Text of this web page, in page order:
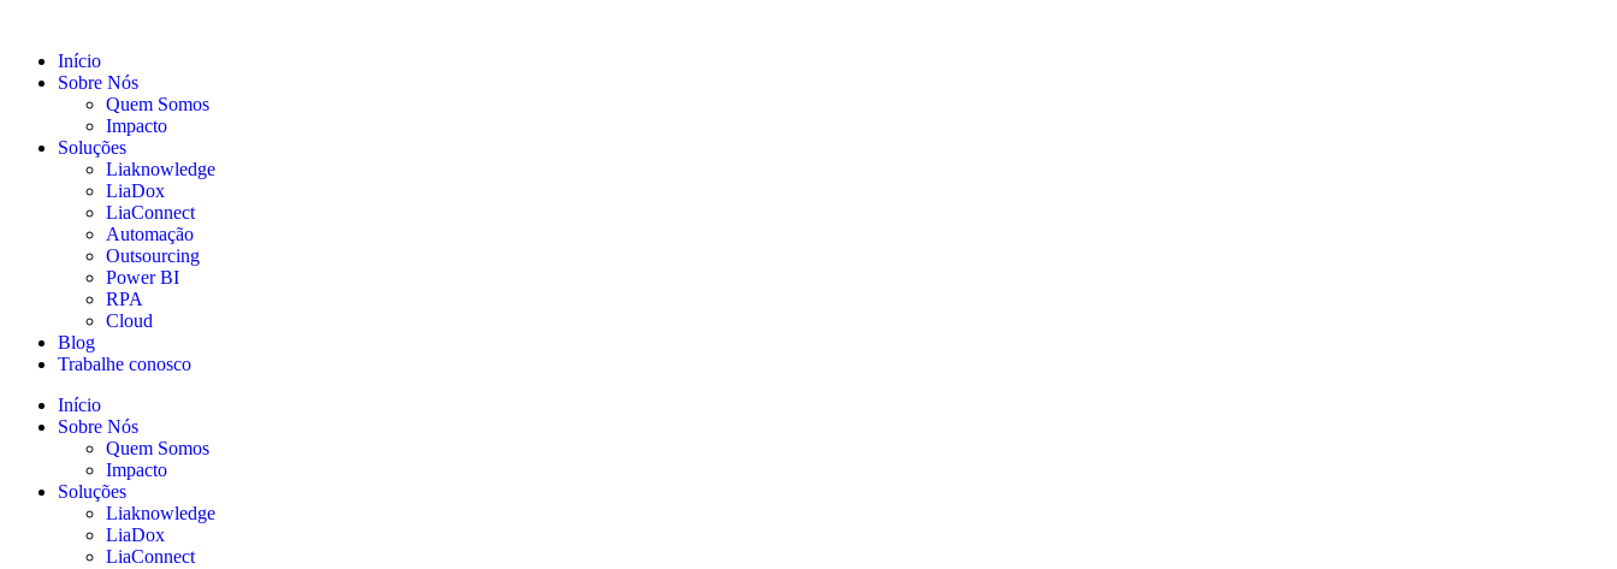
Início
Sobre Nós
Quem Somos
Impacto
Soluções
Liaknowledge
LiaDox
LiaConnect
Automação
Outsourcing
Power BI
RPA
Cloud
Blog
Trabalhe conosco
Início
Sobre Nós
Quem Somos
Impacto
Soluções
Liaknowledge
LiaDox
LiaConnect